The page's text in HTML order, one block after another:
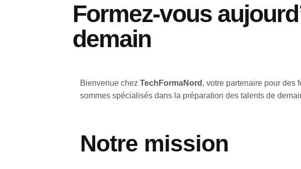
Formez-vous
demain
Bienvenue chez TechFormaNord , votre partenaire pour des
sommes spécialisés dans la préparation des talents de
Notre mission